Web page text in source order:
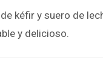
kéfir y suero de
y delicioso.